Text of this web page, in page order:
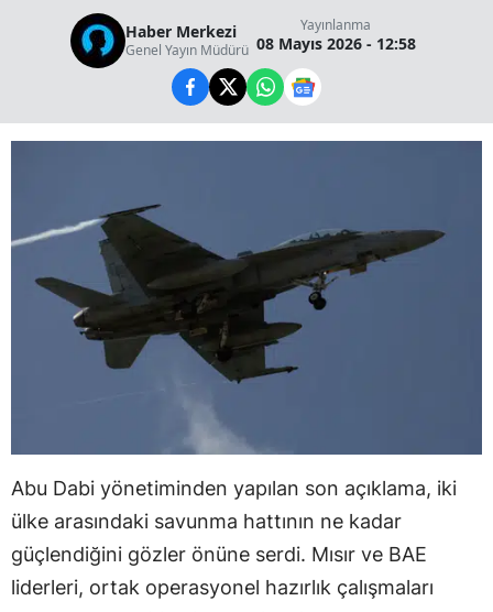
Haber Merkezi
Genel Yayın Müdürü
Yayınlanma
08 Mayıs 2026 - 12:58
Abu Dabi yönetiminden yapılan son açıklama, iki
ülke arasındaki savunma hattının ne kadar
güçlendiğini gözler önüne serdi. Mısır ve BAE
liderleri, ortak operasyonel hazırlık çalışmaları